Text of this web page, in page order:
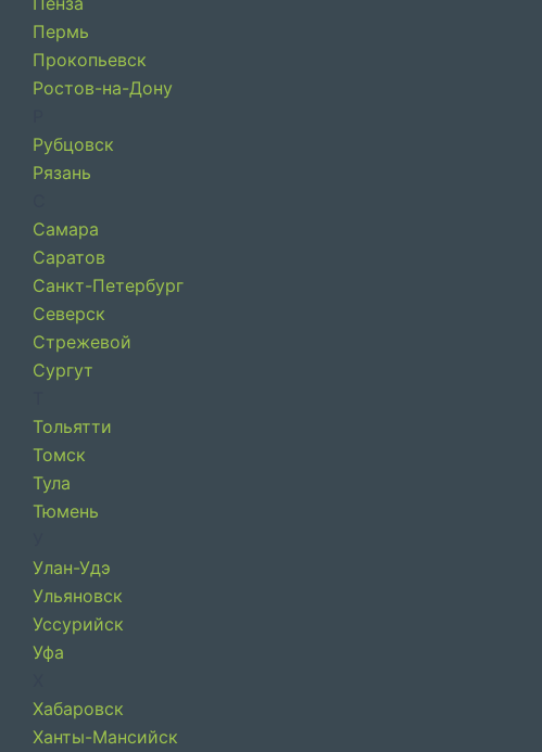
Пермь
Прокопьевск
Ростов-на-Дону
Рубцовск
Рязань
Самара
Саратов
Санкт-Петербург
Северск
Стрежевой
Сургут
Тольятти
Томск
Тула
Тюмень
Улан-Удэ
Ульяновск
Уссурийск
Уфа
Хабаровск
Ханты-Мансийск